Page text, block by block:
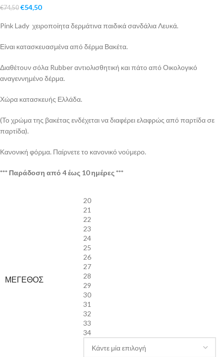
€74,50 €54,50
Pink Lady χειροποίητα δερμάτινα παιδικά σανδάλια Λευκά.
Είναι κατασκευασμένα από δέρμα Βακέτα.
Διαθέτουν σόλα Rubber αντιολισθητική και πάτο από Οικολογικό
αναγεννημένο δέρμα.
Χώρα κατασκευής Ελλάδα.
(Το χρώμα της βακέτας ενδέχεται να διαφέρει ελαφρώς από παρτίδα σε
παρτίδα).
Κανονική φόρμα. Παίρνετε το κανονικό νούμερο.
*** Παράδοση από 4 έως 10 ημέρες ***
ΜΈΓΕΘΟΣ
20
21
22
23
24
25
26
27
28
29
30
31
32
33
34